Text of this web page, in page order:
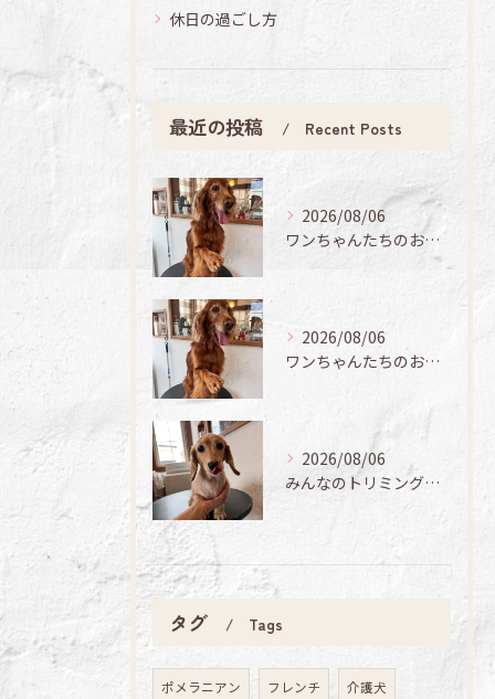
休日の過ごし方
最近の投稿 Recent Posts
2026/08/06
ワンちゃんたちのお手入れ日記🐶✨
2026/08/06
ワンちゃんたちのお手入れ日記🐶✨
2026/08/06
みんなのトリミング日記🌟
タグ Tags
ポメラニアン フレンチ 介護犬